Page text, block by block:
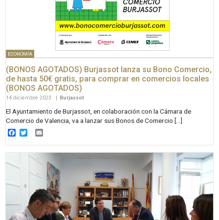
ECONOMÍA
(BONOS AGOTADOS) Burjassot lanza su Bono Comercio,
de hasta 50€ gratis, para comprar en comercios locales
(BONOS AGOTADOS)
14 diciembre 2023 | Burjassot
El Ayuntamiento de Burjassot, en colaboración con la Cámara de
Comercio de Valencia, va a lanzar sus Bonos de Comercio […]
Facebook
Twitter